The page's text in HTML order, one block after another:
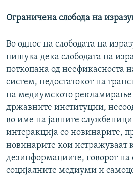
Ограничена слобода на
Во однос на слободата на
пишува дека слободата на
поткопана од неефикасноста
систем, недостатокот на
на медиумското рекламирање
државните институции,
во име на јавните
интеракција со новинарите,
новинарите кои истражуваат
дезинформациите, говорот на
социјалните медиуми и